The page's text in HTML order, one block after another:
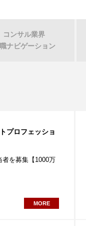
コンサル業界
ナビゲーション
プロフェッショ
者を募集【1000万
MORE